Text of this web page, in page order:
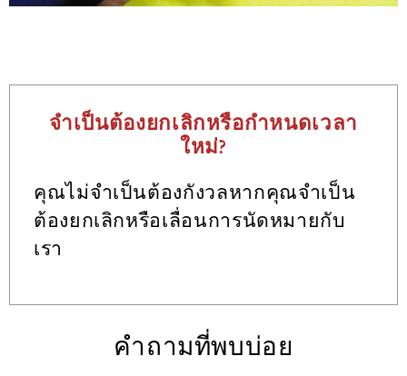
จำเป็นต้องยกเลิกหรือกำหนดเวลา
ใหม่?
คุณไม่จำเป็นต้องกังวลหากคุณจำเป็น
ต้องยกเลิกหรือเลื่อนการนัดหมายกับ
เรา
คำถามที่พบบ่อย